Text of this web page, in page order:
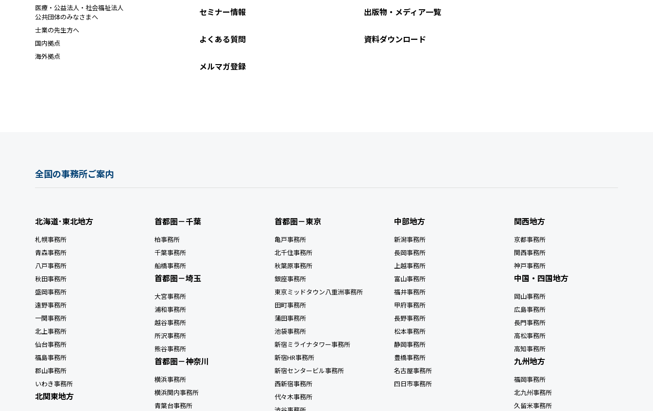
医療・公益法人・社会福祉法人
公共団体のみなさまへ
士業の先生方へ
国内拠点
海外拠点
セミナー情報
よくある質問
メルマガ登録
出版物・メディア一覧
資料ダウンロード
全国の事務所ご案内
北海道･東北地方
札幌事務所
青森事務所
八戸事務所
秋田事務所
盛岡事務所
遠野事務所
一関事務所
北上事務所
仙台事務所
福島事務所
郡山事務所
いわき事務所
北関東地方
首都圏－千葉
柏事務所
千葉事務所
船橋事務所
首都圏－埼玉
大宮事務所
浦和事務所
越谷事務所
所沢事務所
熊谷事務所
首都圏－神奈川
横浜事務所
横浜関内事務所
青葉台事務所
首都圏－東京
亀戸事務所
北千住事務所
秋葉原事務所
銀座事務所
東京ミッドタウン八重洲事務所
田町事務所
蒲田事務所
池袋事務所
新宿ミライナタワー事務所
新宿HR事務所
新宿センタービル事務所
西新宿事務所
代々木事務所
中部地方
新潟事務所
長岡事務所
上越事務所
富山事務所
福井事務所
甲府事務所
長野事務所
松本事務所
静岡事務所
豊橋事務所
名古屋事務所
四日市事務所
関西地方
京都事務所
関西事務所
神戸事務所
中国・四国地方
岡山事務所
広島事務所
長門事務所
高松事務所
高知事務所
九州地方
福岡事務所
北九州事務所
久留米事務所